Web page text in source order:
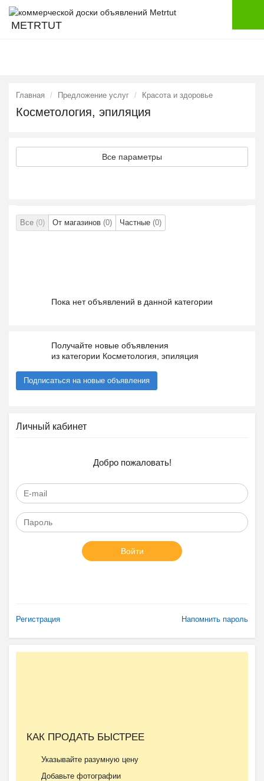
METRTUT
Главная Предложение услуг Красота и здоровье
Косметология, эпиляция
Все параметры
Все (0) От магазинов (0) Частные (0)
Пока нет объявлений в данной категории
Получайте новые объявления
из категории Косметология, эпиляция
Подписаться на новые объявления
Личный кабинет
Добро пожаловать!
Войти
Регистрация Напомнить пароль
КАК ПРОДАТЬ БЫСТРЕЕ
Указывайте разумную цену
Добавьте фотографии